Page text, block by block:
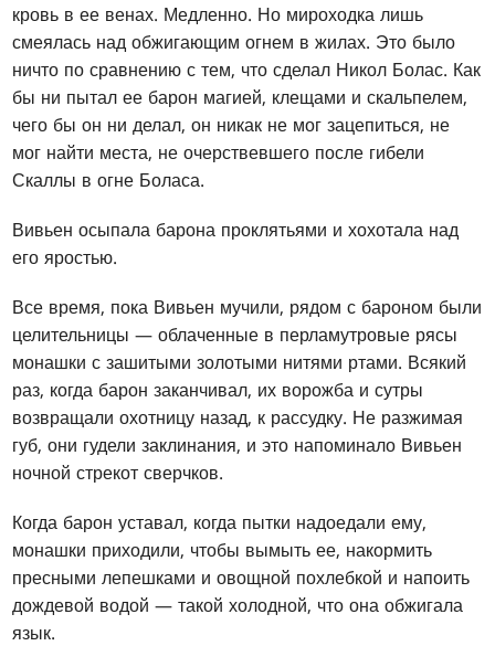
кровь в ее венах. Медленно. Но мироходка лишь
смеялась над обжигающим огнем в жилах. Это было
ничто по сравнению с тем, что сделал Никол Болас. Как
бы ни пытал ее барон магией, клещами и скальпелем,
чего бы он ни делал, он никак не мог зацепиться, не
мог найти места, не очерствевшего после гибели
Скаллы в огне Боласа.
Вивьен осыпала барона проклятьями и хохотала над
его яростью.
Все время, пока Вивьен мучили, рядом с бароном были
целительницы — облаченные в перламутровые рясы
монашки с зашитыми золотыми нитями ртами. Всякий
раз, когда барон заканчивал, их ворожба и сутры
возвращали охотницу назад, к рассудку. Не разжимая
губ, они гудели заклинания, и это напоминало Вивьен
ночной стрекот сверчков.
Когда барон уставал, когда пытки надоедали ему,
монашки приходили, чтобы вымыть ее, накормить
пресными лепешками и овощной похлебкой и напоить
дождевой водой — такой холодной, что она обжигала
язык.